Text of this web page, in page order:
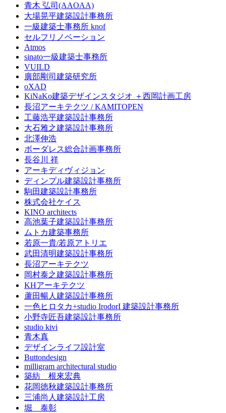
青木 弘司(AAOAA)
大場晃平建築設計事務所
一級建築士事務所 knof
セルフリノベーション
Atmos
sinato一級建築士事務所
VUILD
廣部剛司建築研究所
oXAD
KiNaKo建築デザインスタジオ ＋西岡計画工房
長沼アーキテクツ / KAMITOPEN
工藤浩平建築設計事務所
大石雅之建築設計事務所
北澤伸浩
ボーダレス総合計画事務所
長谷川 祥
アーキディヴィジョン
ディンプル建築設計事務所
駒田建築設計事務所
株式会社ケイス
KINO architects
高池葉子建築設計事務所
ムトカ建築事務所
若原一貴/若原アトリエ
武田清明建築設計事務所
長沼アーキテクツ
岡村泰之建築設計事務所
KHアーキテクツ
蘆田暢人建築設計事務所
一色ヒロタカ+studio IrodorI 建築設計事務所
小野寺匠吾建築設計事務所
studio kivi
青木真
デザインライフ設計室
Buttondesign
milligram architectural studio
築紡 根來宏典
花岡徳秋建築設計事務所
三浦尚人建築設計工房
堀 泰彰